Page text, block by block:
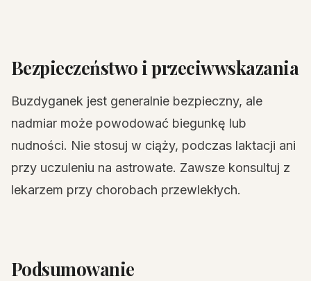
Bezpieczeństwo i przeciwwskazania
Buzdyganek jest generalnie bezpieczny, ale
nadmiar może powodować biegunkę lub
nudności. Nie stosuj w ciąży, podczas laktacji ani
przy uczuleniu na astrowate. Zawsze konsultuj z
lekarzem przy chorobach przewlekłych.
Podsumowanie